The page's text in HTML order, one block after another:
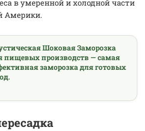
в умеренной и холодной части
Америки.
Шоковая Заморозка
пищевых производств — самая
заморозка для готовых